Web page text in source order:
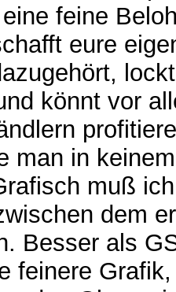
feine
eure
könnt vor
man in
muß
dem
Besser als
feinere